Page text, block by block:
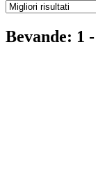
Bevande: 1